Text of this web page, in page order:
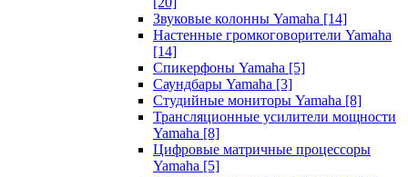
Звуковые колонны Yamaha [14]
Настенные громкоговорители Yamaha
[14]
Спикерфоны Yamaha [5]
Саундбары Yamaha [3]
Студийные мониторы Yamaha [8]
Трансляционные усилители мощности
Yamaha [8]
Цифровые матричные процессоры
Yamaha [5]